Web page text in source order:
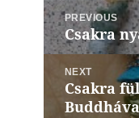
Bejegyzés
navigáció
PREVIOUS
Previous
post:
Csakra
NEXT
Next
post:
Csakra